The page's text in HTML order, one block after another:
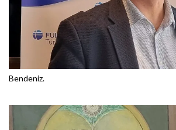
Bendeniz.